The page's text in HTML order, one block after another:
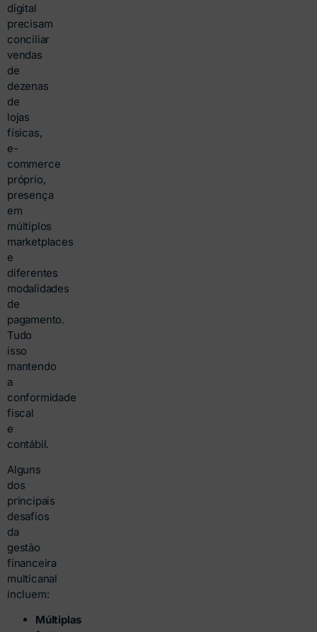
digital
precisam
conciliar
vendas
de
dezenas
de
lojas
físicas,
e-
commerce
próprio,
presença
em
múltiplos
marketplaces
e
diferentes
modalidades
de
pagamento.
Tudo
isso
mantendo
a
conformidade
fiscal
e
contábil.
Alguns
dos
principais
desafios
da
gestão
financeira
multicanal
incluem:
Múltiplas